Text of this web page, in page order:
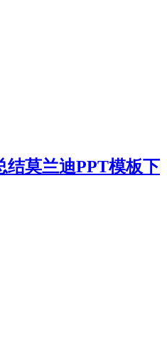
结莫兰迪PPT模板下